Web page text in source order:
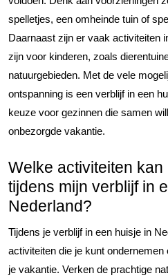
spelletjes, een omheinde tuin of
Daarnaast zijn er vaak activiteiten
zijn voor kinderen, zoals
natuurgebieden. Met de vele
ontspanning is een verblijf in een
keuze voor gezinnen die samen
onbezorgde vakantie.
Welke activiteiten
tijdens mijn verblijf in
Nederland?
Tijdens je verblijf in een huisje in
activiteiten die je kunt
je vakantie. Verken de prachtige